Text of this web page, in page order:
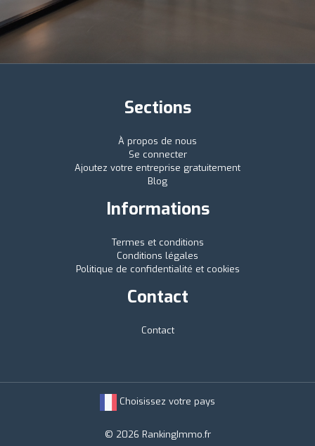
Sections
À propos de nous
Se connecter
Ajoutez votre entreprise gratuitement
Blog
Informations
Termes et conditions
Conditions légales
Politique de confidentialité et cookies
Contact
Contact
Choisissez votre pays
© 2026 RankingImmo.fr